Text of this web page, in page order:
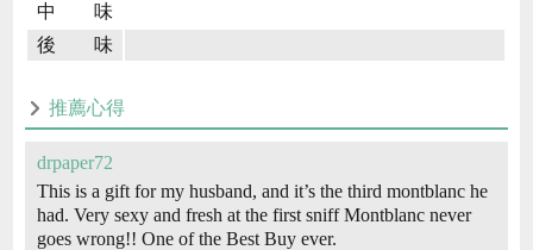
中 味
後 味
推薦心得
drpaper72
This is a gift for my husband, and it’s the third montblanc he
had. Very sexy and fresh at the first sniff Montblanc never
goes wrong!! One of the Best Buy ever.